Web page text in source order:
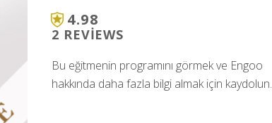
4.98
2 REVIEWS
Bu eğitmenin programını görmek ve Engoo
hakkında daha fazla bilgi almak için kaydolun.